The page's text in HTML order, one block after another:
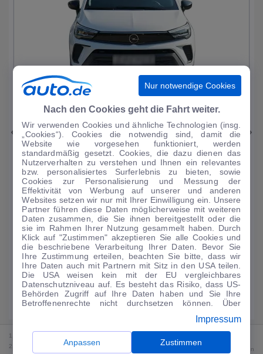
|14
Opel Crossland X
EDITION TOP / Rü-Kamera/Sitzheiz / PDC
55.670 km· 11/2021·· Benzin·Manuell
Finanzierung Kaufen
112€/mtl.
Guter Preis4
0 € Anzahlung ·60 Monate ·Finanzierungs-Details
Angebot anfragen Rate anpassen
Kraftstoffverbrauch komb. 4,7 l/100 km · CO₂-Emissionen komb. 107 g/km
· CO₂-Klasse G · WLTP*
1
2 Bei dem Streichpreis handelt es sich für Neufahrzeuge und junge Gebrauchte um den
Nur notwendige Cookies
Nach den Cookies geht die Fahrt weiter.
Wir verwenden Cookies und ähnliche Technologien (insg.
„Cookies“). Cookies die notwendig sind, damit die
Website wie vorgesehen funktioniert, werden
standardmäßig gesetzt. Cookies, die dazu dienen das
Nutzerverhalten zu verstehen und Ihnen ein relevantes
bzw. personalisiertes Surferlebnis zu bieten, sowie
Cookies zur Personalisierung und Messung der
Effektivität von Werbung auf unserer und anderen
Websites setzen wir nur mit Ihrer Einwilligung ein. Unsere
Partner führen diese Daten möglicherweise mit weiteren
Daten zusammen, die Sie ihnen bereitgestellt oder die
sie im Rahmen Ihrer Nutzung gesammelt haben. Durch
Klick auf "Zustimmen" akzeptieren Sie alle Cookies und
die beschriebene Verarbeitung Ihrer Daten. Bevor Sie
Ihre Zustimmung erteilen, beachten Sie bitte, dass wir
Ihre Daten auch mit Partnern mit Sitz in den USA teilen.
Die USA weisen kein mit der EU vergleichbares
Datenschutzniveau auf. Es besteht das Risiko, dass US-
Behörden Zugriff auf Ihre Daten haben und Sie Ihre
Betroffenenrechte nicht durchsetzen können. Über
anpassen. Dies ist auch später jederzeit im Bereich
Cookie-Richtliniemöglich. Weitere Informationen finden
Sie in unsererDatenschutzerklärung .
Impressum
Anpassen Zustimmen